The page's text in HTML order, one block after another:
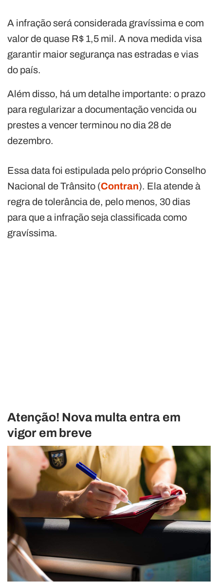
A infração será considerada gravíssima e com
valor de quase R$ 1,5 mil. A nova medida visa
garantir maior segurança nas estradas e vias
do país.
Além disso, há um detalhe importante: o prazo
para regularizar a documentação vencida ou
prestes a vencer terminou no dia 28 de
dezembro.
Essa data foi estipulada pelo próprio Conselho
Nacional de Trânsito (Contran). Ela atende à
regra de tolerância de, pelo menos, 30 dias
para que a infração seja classificada como
gravíssima.
Atenção! Nova multa entra em
vigor em breve